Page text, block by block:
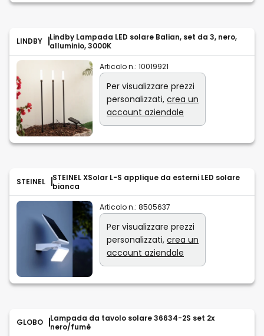
LINDBY
Lindby Lampada LED solare Balian, set da 3, nero,
alluminio, 3000K
Articolo n.: 10019921
Per visualizzare prezzi
personalizzati, crea un
account aziendale
STEINEL
STEINEL XSolar L-S applique da esterni LED solare
bianca
Articolo n.: 8505637
Per visualizzare prezzi
personalizzati, crea un
account aziendale
GLOBO
Lampada da tavolo solare 36634-2S set 2x
nero/fumè